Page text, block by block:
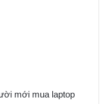
mới mua laptop